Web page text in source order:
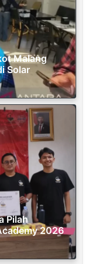
Malang
Solar
Pilah
2026